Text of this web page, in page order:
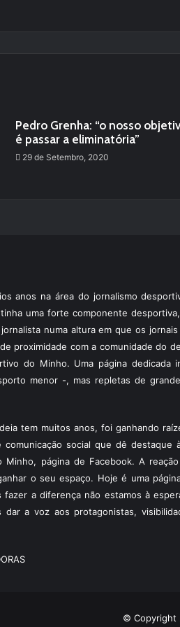
Pedro Grenha: “o nosso
é passar a eliminatória”
29 de Setembro, 2020
anos na área do jornalismo
uma forte componente
numa altura em que os jornais
proximidade com a comunidade do
do Minho. Uma página dedicada
menor -, mas repletas de
tem muitos anos, foi ganhando
social que dê destaque
página de Facebook. A
o seu espaço. Hoje é uma
fazer a diferença não estamos à
a voz aos protagonistas,
© Copyright